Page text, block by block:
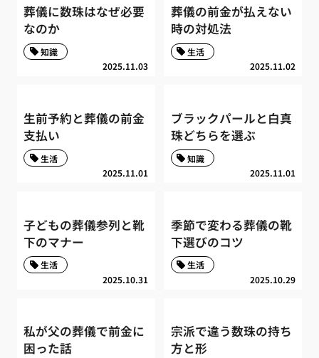
葬儀に数珠はなぜ必要
なのか
2025.11.03
知識
葬儀の前金が払えない
時の対処法
2025.11.02
生活
生前予約と葬儀の前金
支払い
2025.11.01
生活
ブラックパールと白真
珠どちらを選ぶ
2025.11.01
知識
子どもの葬儀参列と靴
下のマナー
2025.10.31
生活
季節で変わる葬儀の靴
下選びのコツ
2025.10.29
生活
私が父の葬儀で前金に
困った話
宗派で違う数珠の持ち
方と形